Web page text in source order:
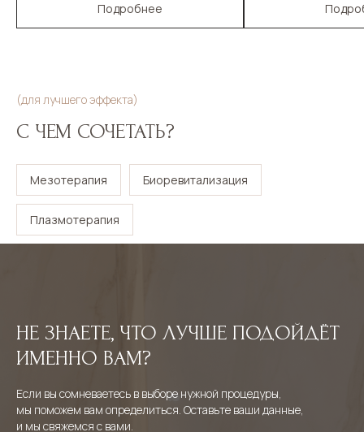
Подробнее
(для лучшего эффекта)
С ЧЕМ СОЧЕТАТЬ?
Мезотерапия Биоревитализация
Плазмотерапия
НЕ ЗНАЕТЕ, ЧТО ЛУЧШЕ ПОДОЙДЁТ
ИМЕННО ВАМ?
Если вы сомневаетесь в выборе нужной процедуры,
мы поможем вам определиться. Оставьте ваши данные,
и мы свяжемся с вами.